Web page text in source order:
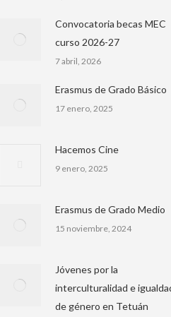
Convocatoria becas MEC
curso 2026-27
7 abril, 2026
Erasmus de Grado Básico
17 enero, 2025
Hacemos Cine
9 enero, 2025
Erasmus de Grado Medio
15 noviembre, 2024
Jóvenes por la
interculturalidad e
de género en Tetuán